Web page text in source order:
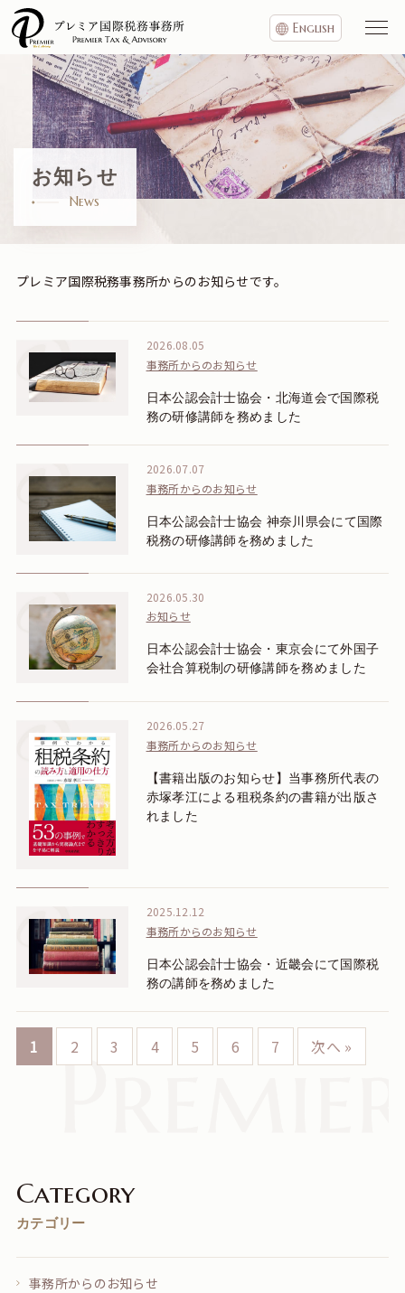
English
お知らせ
News
プレミア国際税務事務所からのお知らせです。
2026.08.05
事務所からのお知らせ
日本公認会計士協会・北海道会で国際税
務の研修講師を務めました
2026.07.07
事務所からのお知らせ
日本公認会計士協会 神奈川県会にて国際
税務の研修講師を務めました
2026.05.30
お知らせ
日本公認会計士協会・東京会にて外国子
会社合算税制の研修講師を務めました
2026.05.27
事務所からのお知らせ
【書籍出版のお知らせ】当事務所代表の
赤塚孝江による租税条約の書籍が出版さ
れました
2025.12.12
事務所からのお知らせ
日本公認会計士協会・近畿会にて国際税
務の講師を務めました
1 2 3 4 5 6 7 次へ »
Category
カテゴリー
事務所からのお知らせ